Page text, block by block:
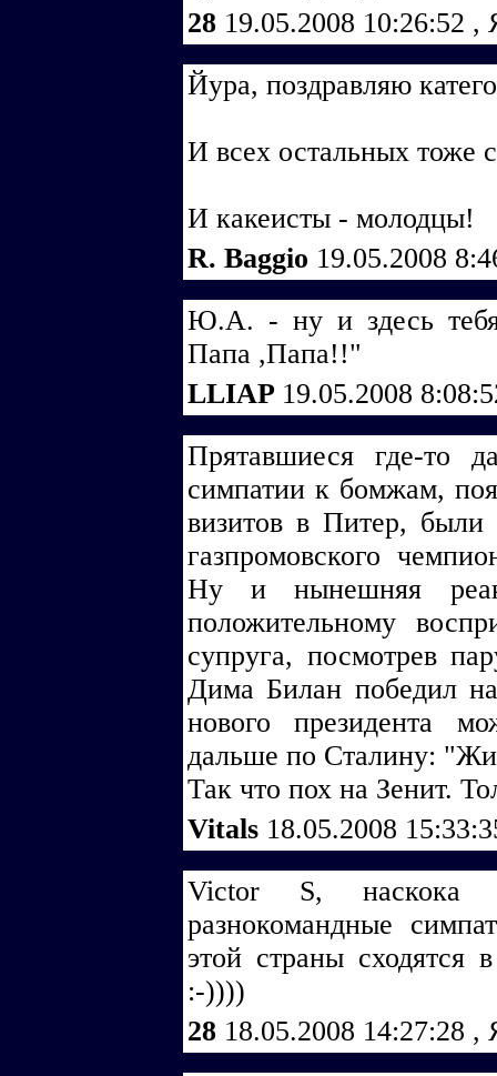
28 19.05.2008 10:26:52 ,
Йура, поздравляю
И всех остальных тоже
И какеисты - молодцы!
R. Baggio 19.05.2008
Ю.А. - ну и здесь
Папа ,Папа!!"
LLIAP 19.05.2008
Прятавшиеся где-то
симпатии к бомжам,
визитов в Питер, были
газпромовского
Ну и нынешняя
положительному
супруга, посмотрев
Дима Билан победил
нового президента
дальше по Сталину:
Так что пох на Зенит.
Vitals 18.05.2008
Victor S, наскока
разнокомандные
этой страны
:-))))
28 18.05.2008 14:27:28 ,